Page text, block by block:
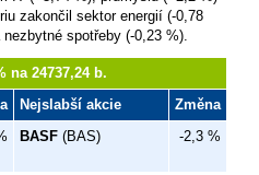
zakončil sektor energií (-0,78
spotřeby (-0,23 %).
na 24737,24 b.
Nejslabší akcie
Změna
BASF (BAS) -2,3 %